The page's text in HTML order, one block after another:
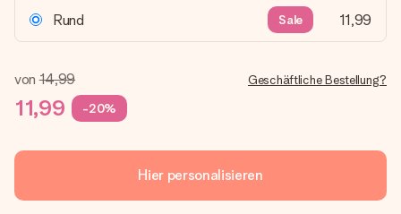
Rund Sale 11,99
von 14,99
11,99 -20%
Geschäftliche Bestellung?
Hier personalisieren